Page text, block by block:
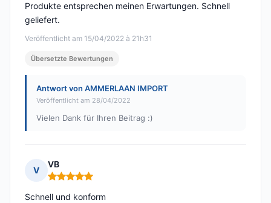
Veröffentlicht am 15/04/2022 à 21h31
Produkte entsprechen meinen Erwartungen. Schnell
geliefert.
Übersetzte Bewertungen
Antwort von AMMERLAAN IMPORT
Veröffentlicht am 28/04/2022
Vielen Dank für Ihren Beitrag :)
V
VB
Hinweis: 5 von 5
Schnell und konform